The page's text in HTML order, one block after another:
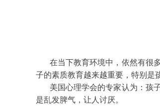
在当下教育环境中，依然有很
子的素质教育越来越重要，特别是
美国心理学会的专家认为：孩
是乱发脾气，让人讨厌。